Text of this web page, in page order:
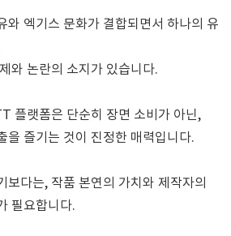
와 엑기스 문화가 결합되면서 하나의 유
와 논란의 소지가 있습니다.
플랫폼은 단순히 장면 소비가 아닌,
을 즐기는 것이 진정한 매력입니다.
보다는, 작품 본연의 가치와 제작자의
필요합니다.